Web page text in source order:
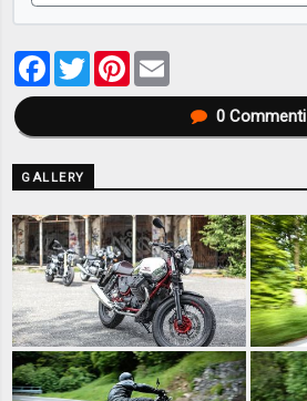
Facebook
TwitterPinterest
0Commenti
GALLERY